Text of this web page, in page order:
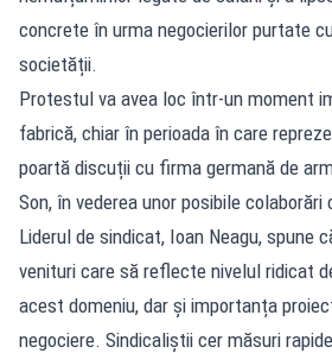
concrete în urma negocierilor purtate
societății.
Protestul va avea loc într-un moment
fabrică, chiar în perioada în care
poartă discuții cu firma germană de
Son, în vederea unor posibile colaborări
Liderul de sindicat, Ioan Neagu, spune
venituri care să reflecte nivelul ridicat
acest domeniu, dar și importanța
negociere. Sindicaliștii cer măsuri